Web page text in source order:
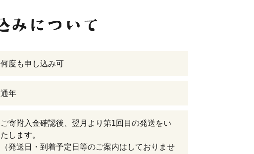
何度も申し込み可
通年
ご寄附入金確認後、翌月より第1回目の発送をい
たします。
（発送日・到着予定日等のご案内はしておりませ